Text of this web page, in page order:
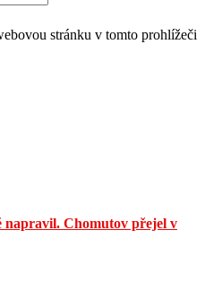
stránku v tomto prohlížeči
napravil. Chomutov přejel v